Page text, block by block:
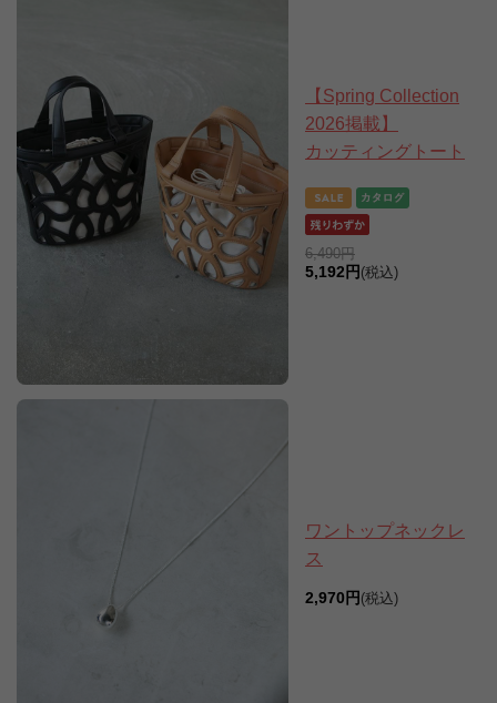
【Spring Collection
2026掲載】
カッティングトート
6,490円
5,192円 (税込)
ワントップネックレ
ス
2,970円 (税込)